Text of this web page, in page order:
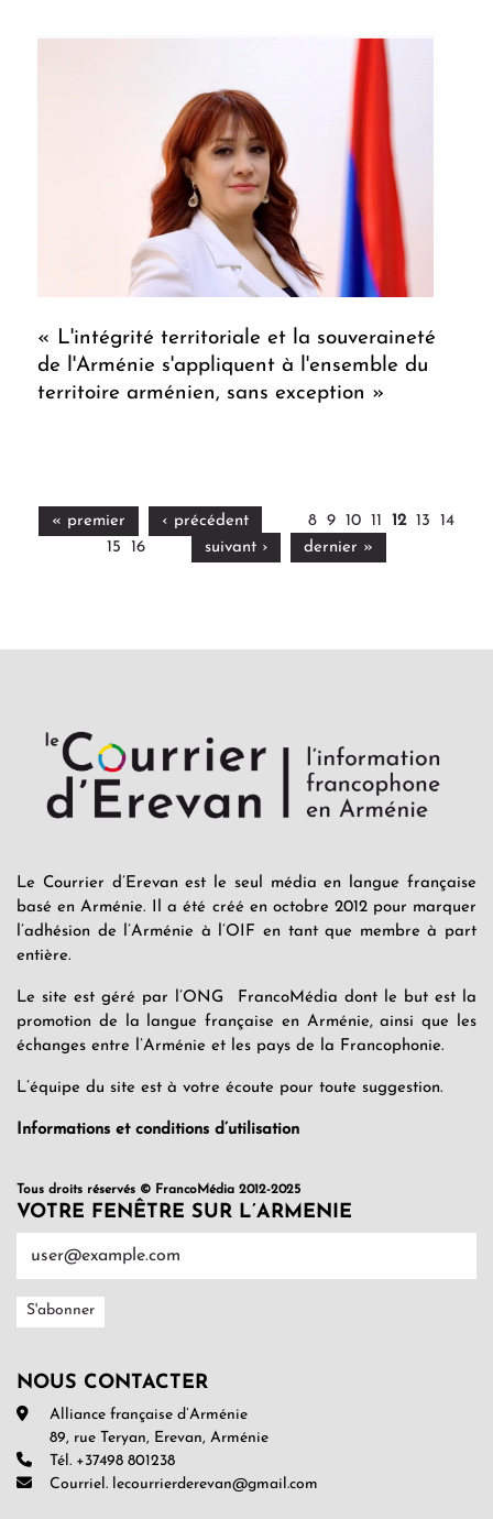
« L'intégrité territoriale et la souveraineté
de l'Arménie s'appliquent à l'ensemble du
territoire arménien, sans exception »
« premier ‹ précédent 8 9 10 11 12 13
14
15
16 suivant › dernier »
Le Courrier d’Erevan est le seul média en langue française
basé en Arménie. Il a été créé en octobre 2012 pour marquer
l’adhésion de l’Arménie à l’OIF en tant que membre à part
entière.
Le site est géré par l’ONG FrancoMédia dont le but est la
promotion de la langue française en Arménie, ainsi que les
échanges entre l’Arménie et les pays de la Francophonie.
L’équipe du site est à votre écoute pour toute suggestion.
Informations et conditions d’utilisation
Tous droits réservés © FrancoMédia 2012-2025
VOTRE FENÊTRE SUR L’ARMENIE
NOUS CONTACTER
Alliance française d’Arménie
89, rue Teryan, Erevan, Arménie
Tél. +37498 801238
Courriel. lecourrierderevan@gmail.com